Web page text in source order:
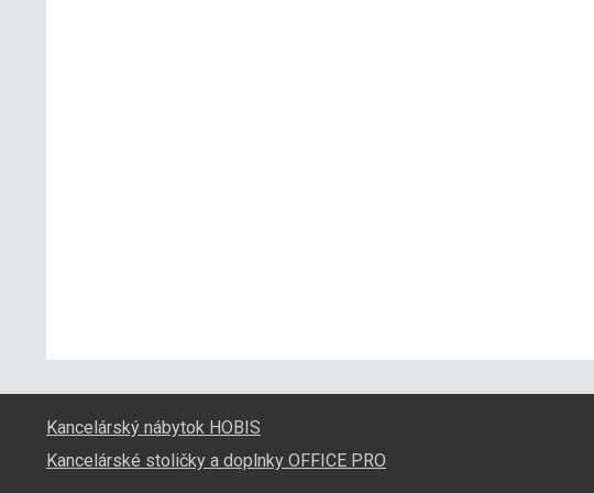
Kancelárský nábytok HOBIS
Kancelárské stoličky a doplnky OFFICE PRO